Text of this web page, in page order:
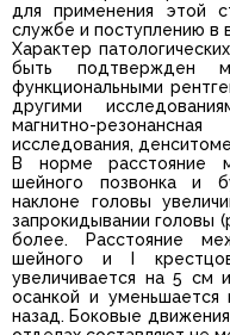
для применения этой
службе и поступлению в
Характер
быть подтвержден
функциональными
другими
магнитно-
исследования,
В норме расстояние
шейного позвонка и
наклоне головы
запрокидывании головы
более. Расстояние
шейного и I
увеличивается на 5 см
осанкой и
назад. Боковые